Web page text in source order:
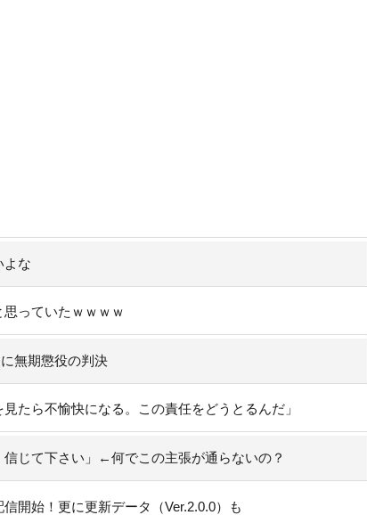
よな
思っていたｗｗｗｗ
無期懲役の判決
たら不愉快になる。この責任をどうとるんだ」
じて下さい」←何でこの主張が通らないの？
開始！更に更新データ（Ver.2.0.0）も